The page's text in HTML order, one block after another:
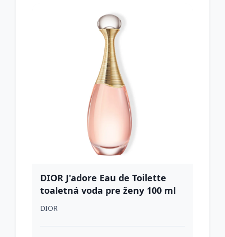
DIOR J'adore Eau de Toilette
toaletná voda pre ženy 100 ml
DIOR